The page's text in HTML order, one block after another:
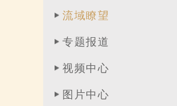
流域瞭望
专题报道
视频中心
图片中心